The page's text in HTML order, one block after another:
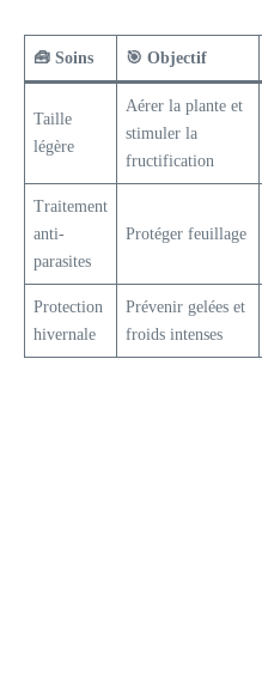
🧰 Soins 🎯 Objectif
Taille
légère
Aérer la plante et
stimuler la
fructification
Traitement
anti-
parasites
Protéger feuillage
Protection
hivernale
Prévenir gelées et
froids intenses